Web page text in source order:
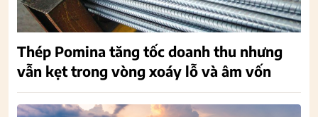
Thép Pomina tăng tốc doanh thu nhưng
vẫn kẹt trong vòng xoáy lỗ và âm vốn